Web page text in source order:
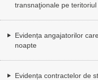
transnaţionale pe
Evidența angajatorilor
noapte
Evidența contractelor de